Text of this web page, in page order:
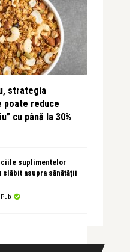
strategia
poate reduce
cu până la 30%
suplimentelor
slăbit asupra sănătății